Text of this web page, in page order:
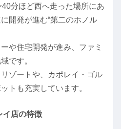
分ほど西へ走った場所にあ
開発が進む“第二のホノル
や住宅開発が進み、ファミ
です。
ゾートや、カポレイ・ゴル
トも充実しています。
イ店の特徴